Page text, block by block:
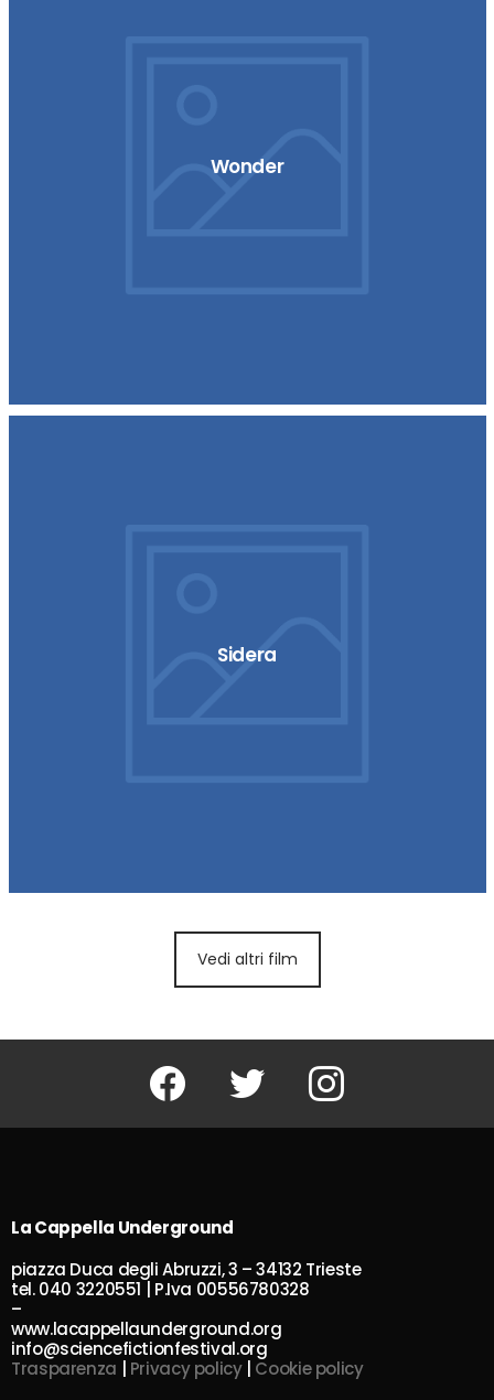
Wonder
Sidera
Vedi altri film
Facebook Twitter Instagram
La Cappella Underground
piazza Duca degli Abruzzi, 3 – 34132 Trieste
tel. 040 3220551 | P.Iva 00556780328
–
www.lacappellaunderground.org
info@sciencefictionfestival.org
Trasparenza | Privacy policy| Cookie policy